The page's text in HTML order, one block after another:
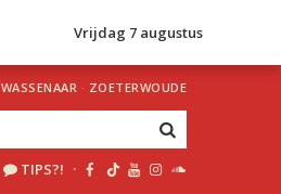
Vrijdag 7 augustus
WASSENAAR · ZOETERWOUDE
TIPS?! ·